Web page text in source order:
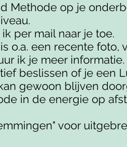
Methode op je
per mail naar je toe.
o.a. een recente foto,
ik je meer informatie.
beslissen of je een
gewoon blijven
in de energie op
voor